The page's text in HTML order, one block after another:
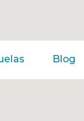
Blog